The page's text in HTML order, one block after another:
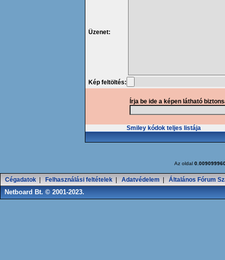
Üzenet:
Kép feltöltés:
Írja be ide a képen látható
Smiley kódok teljes listája
Az oldal
Cégadatok Felhasználási feltételek Adatvédelem Általános Fórum
Netboard Bt. © 2001-2023.